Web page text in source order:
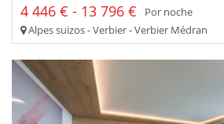
4 446 € - 13 796 €
Por noche
Alpes suizos - Verbier - Verbier Médran